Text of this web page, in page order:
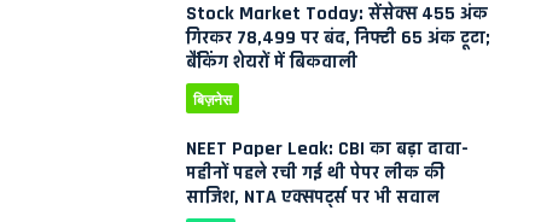
Stock Market Today: सेंसेक्स 455 अंक
गिरकर 78,499 पर बंद, निफ्टी 65 अंक टूटा;
बैंकिंग शेयरों में बिकवाली
बिज़नेस
NEET Paper Leak: CBI का बड़ा दावा-
महीनों पहले रची गई थी पेपर लीक की
साजिश, NTA एक्सपर्ट्स पर भी सवाल